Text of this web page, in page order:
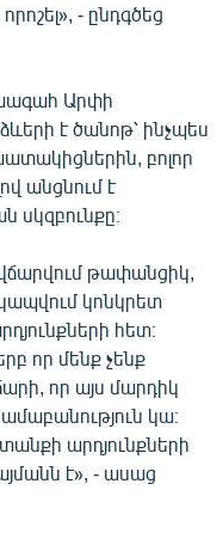
- ընդգծեց
Արփի
է ծանոթ՝ ինչպես
բոլոր
անցնում է
սկզբունքը։
թափանցիկ,
կոնկրետ
հետ։
որ մենք չենք
որ այս մարդիկ
կա։
արդյունքների
է», - ասաց